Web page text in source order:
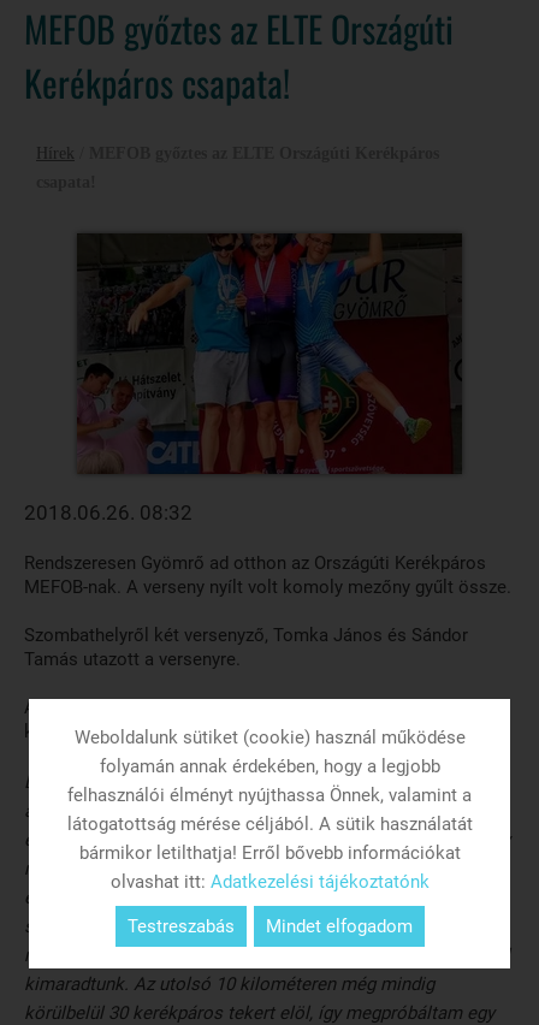
MEFOB győztes az ELTE Országúti
Kerékpáros csapata!
Hírek
2018.06.26. 08:32
Rendszeresen Gyömrő ad otthon az Országúti Kerékpáros
MEFOB-nak. A verseny nyílt volt komoly mezőny gyűlt össze.
Szombathelyről két versenyző, Tomka János és Sándor
Tamás utazott a versenyre.
A versenyről János szemszögéből készült beszámoló
kiválóan visszaadja a hangulatot:
Ebben az évben majdnem az összes versenyen-ahol rajthoz
álltam- sikerült dobogóra férni, most is reménykedtem a jó
eredményben. Bemelegítettünk majd beálltunk a rajtba. A táv
nem volt túl hosszú ( 80km) ezért már az elejétől kezdve
erős volt a tempó. Az élmezőnyben voltunk mindketten,
sajnos a rossz utak és a nem túl magabiztos kerékpárosok
miatt sok bukásra, defektre került sor; hála az Úrnak ezekből
kimaradtunk. Az utolsó 10 kilométeren még mindig
körülbelül 30 kerékpáros tekert elöl, így megpróbáltam egy
Mindet elfogadom
Testreszabás
Weboldalunk sütiket (cookie) használ működése
folyamán annak érdekében, hogy a legjobb
felhasználói élményt nyújthassa Önnek, valamint a
látogatottság mérése céljából. A sütik használatát
bármikor letilthatja! Erről bővebb információkat
olvashat itt: Adatkezelési tájékoztatónk